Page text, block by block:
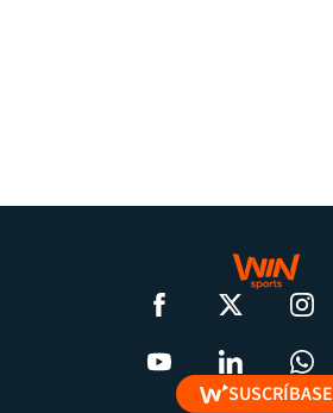
SUSCRÍBASE